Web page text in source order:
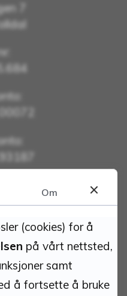
7
oss
Om
(cookies) for å
på vårt nettsted,
samt
å fortsette å bruke